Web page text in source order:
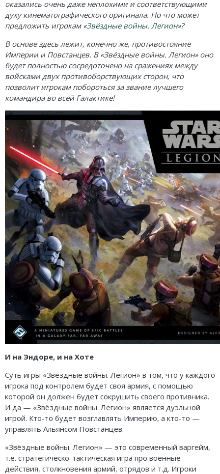
оказались очень даже неплохими и соответствующими
духу кинематографического оригинала. Но что может
предложить игрокам «Звёздные войны. Легион»?
В основе здесь лежит, конечно же, противостояние
Империи и Повстанцев. В «Звёздные войны. Легион» оно
будет полностью сосредоточено на сражениях между
войсками двух противоборствующих сторон, что
позволит игрокам побороться за звание лучшего
командира во всей Галактике!
И на Эндоре, и на Хоте
Суть игры «Звёздные войны. Легион» в том, что у каждого
игрока под контролем будет своя армия, с помощью
которой он должен будет сокрушить своего противника.
И да — «Звёздные войны. Легион» является дуэльной
игрой. Кто-то будет возглавлять Империю, а кто-то —
управлять Альянсом Повстанцев.
«Звёздные войны. Легион» — это современный варгейм,
т.е. стратегическо-тактическая игра про военные
действия, столкновения армий, отрядов и т.д. Игроки
Логические
Кооперативные
Стратегические
Приключения
Экономические
Тактические
Детективные
Игры-квесты
Викторины
Для взрослых (18+)
О мышах и тайнах
Эволюция
Зельеварение
Стиль Жизни
Crowd Games
Lavka Games
GaGa Games
Эврикус
Банда умников
Остальные серии
Пиксель Тактикс
Саграда